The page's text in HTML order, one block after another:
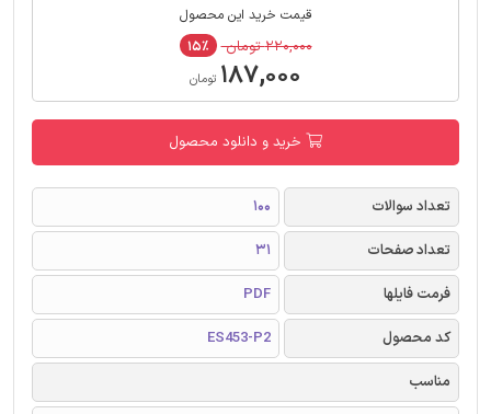
قیمت خرید این محصول
۲۲۰,۰۰۰ تومان ۱۵٪
۱۸۷,۰۰۰ تومان
خرید و دانلود محصول
تعداد سوالات
100
تعداد صفحات
31
فرمت فایلها
PDF
کد محصول
ES453-P2
مناسب